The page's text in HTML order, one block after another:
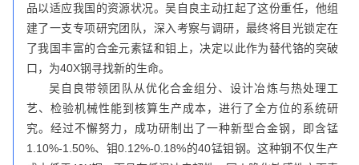
品以适应我国的资源状况。吴自良主动扛起了这份重任，他组
建了一支专项研究团队，深入考察与调研，最终将目光锁定在
了我国丰富的合金元素锰和钼上，决定以此作为替代铬的突破
口，为40X钢寻找新的生命。
吴自良带领团队从优化合金组分、设计冶炼与热处理工
艺、检验机械性能到核算生产成本，进行了全方位的系统研
究。经过不懈努力，成功研制出了一种新型合金钢，即含锰
1.10%-1.50%、钼0.12%-0.18%的40锰钼钢。这种钢不仅生产